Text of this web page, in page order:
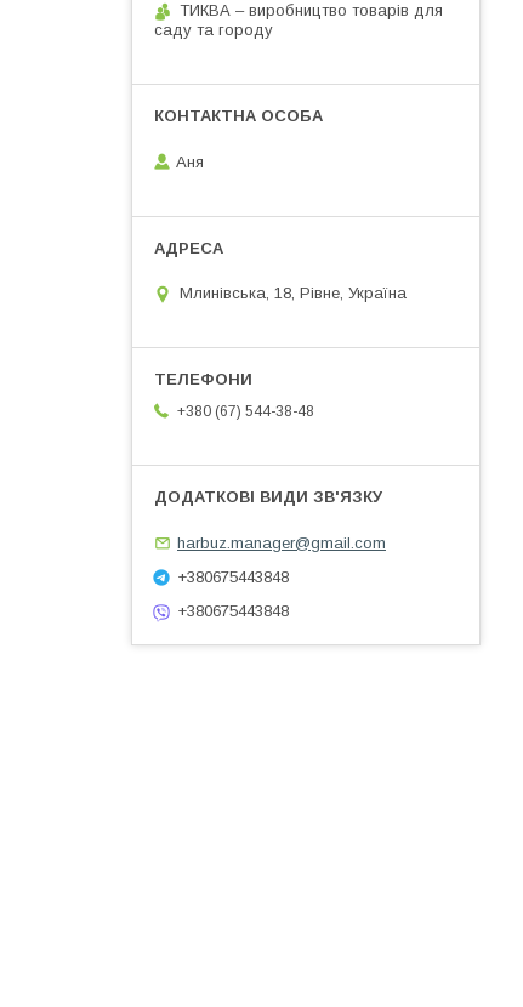
ТИКВА – виробництво товарів для
саду та городу
Аня
Млинівська, 18, Рівне, Україна
+380 (67) 544-38-48
harbuz.manager@gmail.com
+380675443848
+380675443848